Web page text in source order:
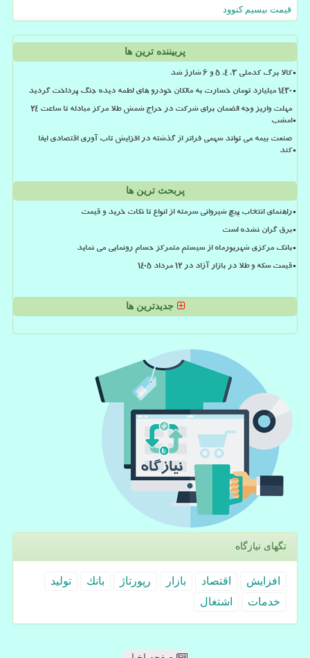
قیمت بیسیم کنوود
پربیننده ترین ها
کالا برگ کدملی 3، 4، 5 و 6 شارژ شد
۱۴۳۰ میلیارد تومان خسارت به مالکان خودرو های لطمه دیده جنگ پرداخت گردید
مهلت واریز وجه الضمان برای شرکت در حراج شمش طلا مرکز مبادله تا ساعت ۲۴
امشب
صنعت بیمه می تواند سهمی فراتر از گذشته در افزایش تاب آوری اقتصادی ایفا
کند
پربحث ترین ها
راهنمای انتخاب پیچ شیروانی سرمته از انواع تا نکات خرید و قیمت
برق گران نشده است
بانک مرکزی شهریورماه از سیستم متمرکز حسام رونمایی می نماید
قیمت سکه و طلا در بازار آزاد در ۱۲ مرداد ۱۴۰۵
جدیدترین ها
تگهای نیازگاه
افزایش اقتصاد بازار رپورتاژ بانك
تولید
خدمات
اشتغال